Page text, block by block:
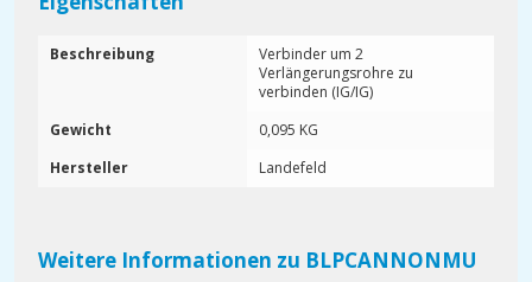
Beschreibung
Verbinder um 2
Verlängerungsrohre zu
verbinden (IG/IG)
Gewicht
0,095 KG
Hersteller
Landefeld
Weitere Informationen zu BLPCANNONMU